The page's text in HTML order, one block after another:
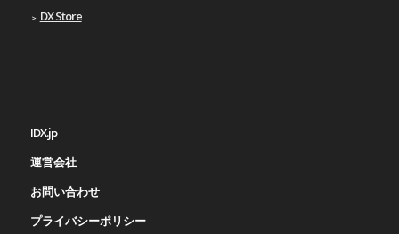
DX Store
IDX.jp
運営会社
お問い合わせ
プライバシーポリシー